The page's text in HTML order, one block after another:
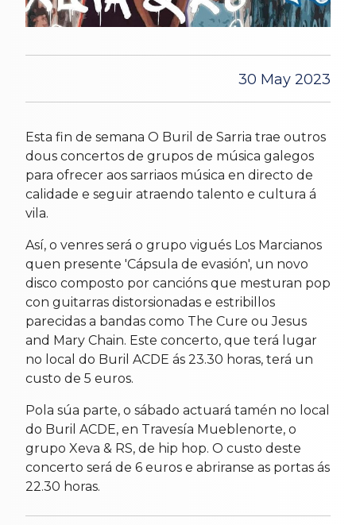
30 May 2023
Esta fin de semana O Buril de Sarria trae outros
dous concertos de grupos de música galegos
para ofrecer aos sarriaos música en directo de
calidade e seguir atraendo talento e cultura á
vila.
Así, o venres será o grupo vigués Los Marcianos
quen presente 'Cápsula de evasión', un novo
disco composto por cancións que mesturan pop
con guitarras distorsionadas e estribillos
parecidas a bandas como The Cure ou Jesus
and Mary Chain. Este concerto, que terá lugar
no local do Buril ACDE ás 23.30 horas, terá un
custo de 5 euros.
Pola súa parte, o sábado actuará tamén no local
do Buril ACDE, en Travesía Mueblenorte, o
grupo Xeva & RS, de hip hop. O custo deste
concerto será de 6 euros e abriranse as portas ás
22.30 horas.